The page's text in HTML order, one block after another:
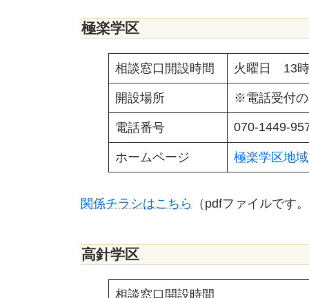
極楽学区
相談窓口開設時間 火曜日 13
開設場所 ※電話受付
電話番号 070-1449-
ホームページ 極楽学区地
関係チラシはこちら （pdfファイルです
高針学区
相談窓口開設時間